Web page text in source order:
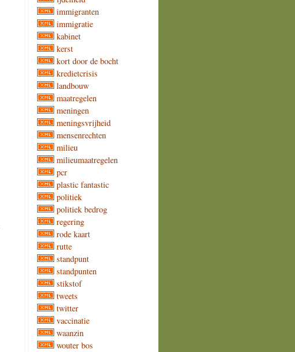
immigranten
immigratie
kabinet
kerst
kort door de bocht
kredietcrisis
landbouw
maatregelen
meningen
meningsvrijheid
mensenrechten
milieu
milieumaatregelen
pcr
plastic fantastic
politiek
politiek bedrog
regering
rode kaart
rutte
standpunt
standpunten
stikstof
tweets
twitter
vaccinatie
waanzin
wouter bos